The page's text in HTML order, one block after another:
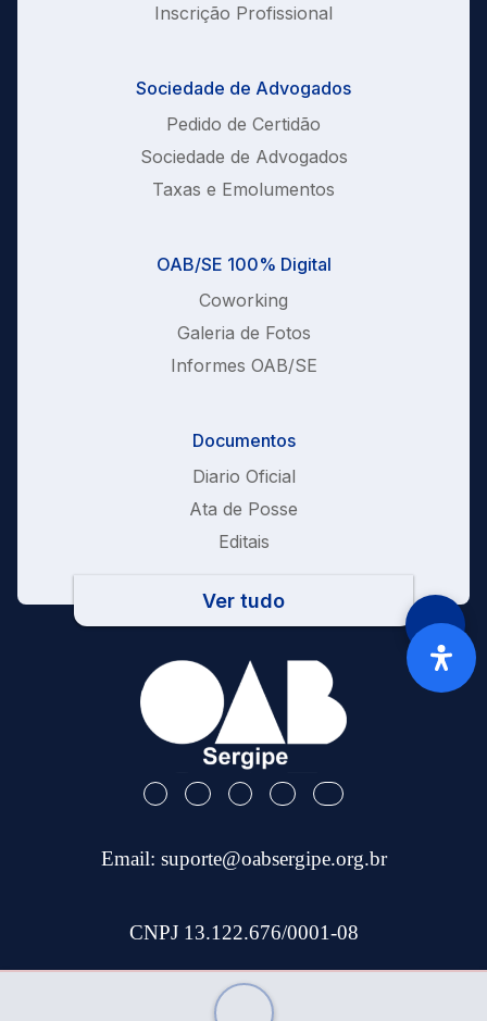
Inscrição Profissional
Sociedade de Advogados
Pedido de Certidão
Sociedade de Advogados
Taxas e Emolumentos
OAB/SE 100% Digital
Coworking
Galeria de Fotos
Informes OAB/SE
Documentos
Diario Oficial
Ata de Posse
Editais
Ver tudo
Email: suporte@oabsergipe.org.br
CNPJ 13.122.676/0001-08
Telefone: (79) 3301-9100